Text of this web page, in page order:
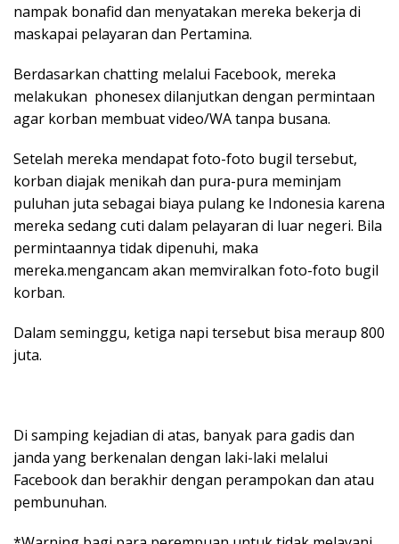
nampak bonafid dan menyatakan mereka bekerja di
maskapai pelayaran dan Pertamina.
Berdasarkan chatting melalui Facebook, mereka
melakukan phonesex dilanjutkan dengan permintaan
agar korban membuat video/WA tanpa busana.
Setelah mereka mendapat foto-foto bugil tersebut,
korban diajak menikah dan pura-pura meminjam
puluhan juta sebagai biaya pulang ke Indonesia karena
mereka sedang cuti dalam pelayaran di luar negeri. Bila
permintaannya tidak dipenuhi, maka
mereka.mengancam akan memviralkan foto-foto bugil
korban.
Dalam seminggu, ketiga napi tersebut bisa meraup 800
juta.
Di samping kejadian di atas, banyak para gadis dan
janda yang berkenalan dengan laki-laki melalui
Facebook dan berakhir dengan perampokan dan atau
pembunuhan.